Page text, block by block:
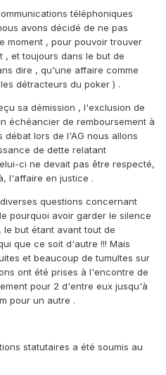
téléphoniques
avons décidé de ne pas
moment , pour pouvoir trouver
, et toujours dans le but de
dire , qu'une affaire comme
détracteurs du poker ) .
sa démission , l'exclusion de
échéancier de remboursement à
débat lors de l'AG nous allons
de dette relatant
ci ne devait pas être respecté,
l'affaire en justice .
questions concernant
pourquoi avoir garder le silence
but étant avant tout de
que ce soit d'autre !!! Mais
et beaucoup de tumultes sur
ont été prises à l'encontre de
pour 2 d'entre eux jusqu'à
pour un autre .
statutaires a été soumis au